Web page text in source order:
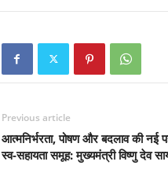
Previous article
आत्मनिर्भरता, पोषण और बदलाव की नई
स्व-सहायता समूह: मुख्यमंत्री विष्णु देव